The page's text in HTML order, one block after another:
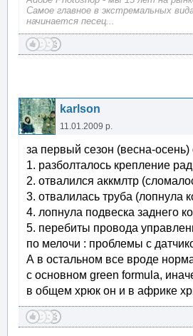
Самое главное в экстремальных
начинается песец...
karlson
11.01.2009 р.
за первый сезон (весна-
1. разболталось крепление
2. отвалился аккмлтр
3. отвалилась труба (лопнула
4. лопнула подвеска заднего
5. перебиты провода
по мелочи : проблемы с
А в остальном все вроде
с основном green formula,
в общем хрюк он и в африке